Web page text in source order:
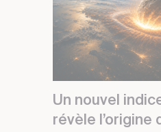
Un nouvel
révèle l’origine